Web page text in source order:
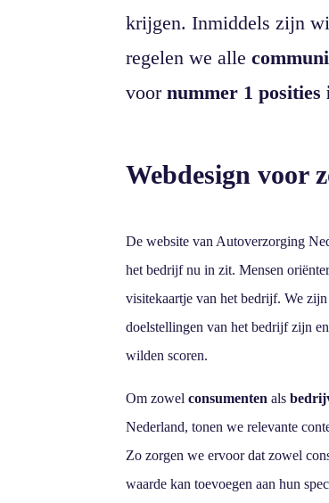
krijgen. Inmiddels zijn
regelen we alle
voornummer 1 posities
Webdesign voor
De website van Autoverzorging
het bedrijf nu in zit. Mensen
visitekaartje van het bedrijf. We
doelstellingen van het bedrijf zijn
wilden scoren.
Om zowelconsumenten als
Nederland, tonen we relevante
Zo zorgen we ervoor dat zowel
waarde kan toevoegen aan hun